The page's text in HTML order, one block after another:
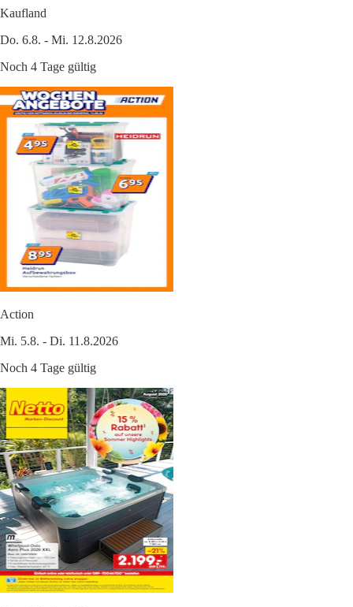
Kaufland
Do. 6.8. - Mi. 12.8.2026
Noch 4 Tage gültig
Action
Mi. 5.8. - Di. 11.8.2026
Noch 4 Tage gültig